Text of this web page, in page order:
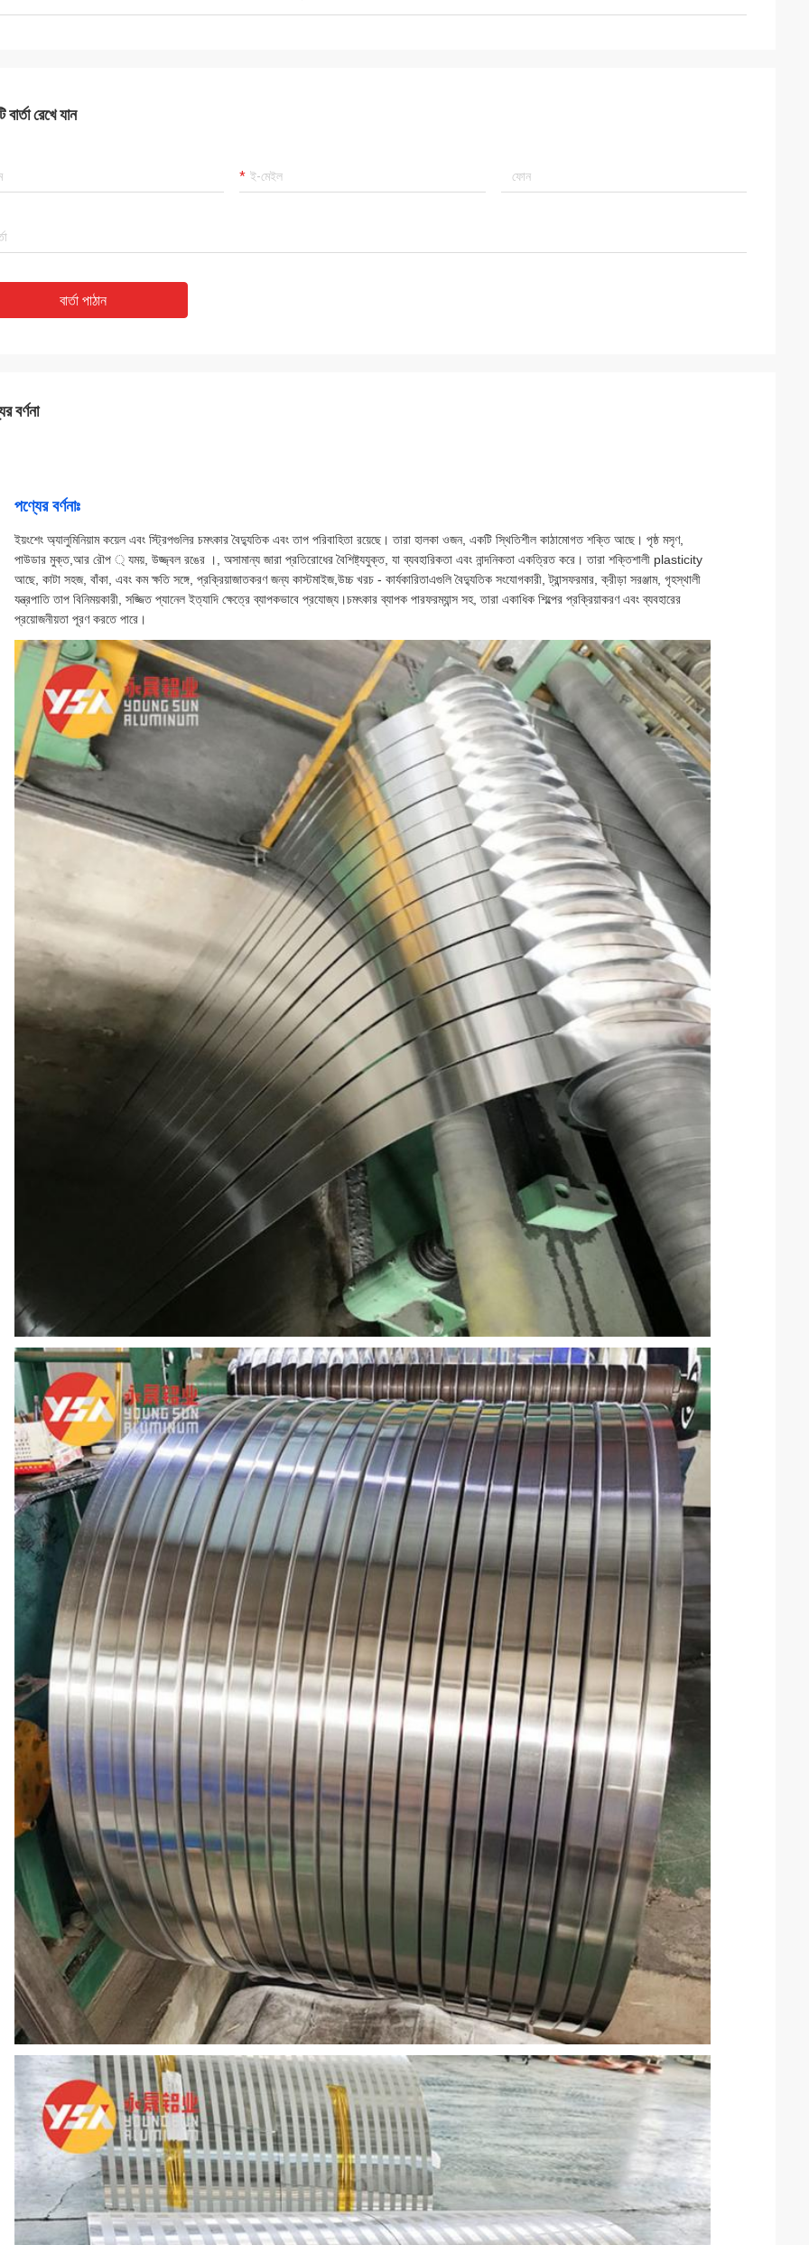
বার্তা রেখে যান
বার্তা পাঠান
বর্ণনা
পণ্যের বর্ণনাঃ
ইয়ংশেং অ্যালুমিনিয়াম কয়েল এবং স্ট্রিপগুলির চমৎকার বৈদ্যুতিক এবং তাপ পরিবাহিতা রয়েছে। তারা হালকা ওজন, একটি স্থিতিশীল কাঠামোগত শক্তি আছে। পৃষ্ঠ মসৃণ,
পাউডার মুক্ত,আর রৌপ ্ যময়, উজ্জ্বল রঙের ।, অসামান্য জারা প্রতিরোধের বৈশিষ্ট্যযুক্ত, যা ব্যবহারিকতা এবং নান্দনিকতা একত্রিত করে। তারা শক্তিশালী plasticity
আছে, কাটা সহজ, বাঁকা, এবং কম ক্ষতি সঙ্গে, প্রক্রিয়াজাতকরণ জন্য কাস্টমাইজ,উচ্চ খরচ - কার্যকারিতাএগুলি বৈদ্যুতিক সংযোগকারী, ট্রান্সফরমার, ক্রীড়া সরঞ্জাম, গৃহস্থালী
যন্ত্রপাতি তাপ বিনিময়কারী, সজ্জিত প্যানেল ইত্যাদি ক্ষেত্রে ব্যাপকভাবে প্রযোজ্য।চমৎকার ব্যাপক পারফরম্যান্স সহ, তারা একাধিক শিল্পের প্রক্রিয়াকরণ এবং ব্যবহারের
প্রয়োজনীয়তা পূরণ করতে পারে।